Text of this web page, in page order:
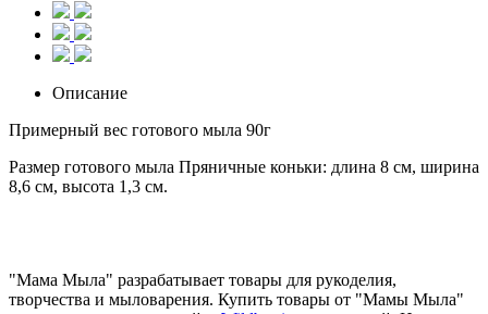
Описание
Примерный вес готового мыла 90г
Размер готового мыла Пряничные коньки: длина 8 см, ширина
8,6 см, высота 1,3 см.
"Мама Мыла" разрабатывает товары для рукоделия,
творчества и мыловарения. Купить товары от "Мамы Мыла"